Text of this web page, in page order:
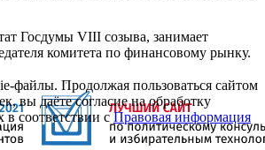
Госдумы VIII созыва, занимает
комитета по финансовому рынку.
файлы. Продолжая пользоваться сайтом
вы даёте согласие на обработку
соответствии сПравовая информация